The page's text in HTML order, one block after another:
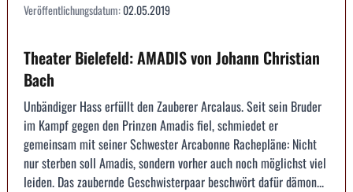
Veröffentlichungsdatum:02.05.2019
Theater Bielefeld: AMADIS von Johann Christian
Bach
Unbändiger Hass erfüllt den Zauberer Arcalaus. Seit sein Bruder
im Kampf gegen den Prinzen Amadis fiel, schmiedet er
gemeinsam mit seiner Schwester Arcabonne Rachepläne: Nicht
nur sterben soll Amadis, sondern vorher auch noch möglichst viel
leiden. Das zaubernde Geschwisterpaar beschwört dafür dämon...